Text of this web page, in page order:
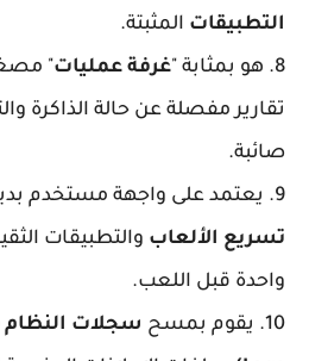
التطبيقات المثبتة.
8. هو بمثابة "
غرفة عمليات"
تقارير مفصلة عن حالة الذاكرة
صائبة.
9. يعتمد على واجهة مستخدم بديهية تجعل عمليات
تسريع الألعاب والتطبيقات
واحدة قبل اللعب.
10. يقوم بمسح